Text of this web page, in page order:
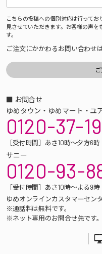
こちらの投稿への個別対応は行って
見させていただきます。お客様の声を
す。
ご注文にかかわるお問い合わせ
■ お問合せ
ゆめタウン・ゆめマート・ユ
0120-37-
［受付時間］あさ10時～夕方6時
サニー
0120-93-
［受付時間］あさ10時～よる9時
ゆめオンラインカスタマーセン
※通話料は無料です。
※ネット専用のお問合せ先です